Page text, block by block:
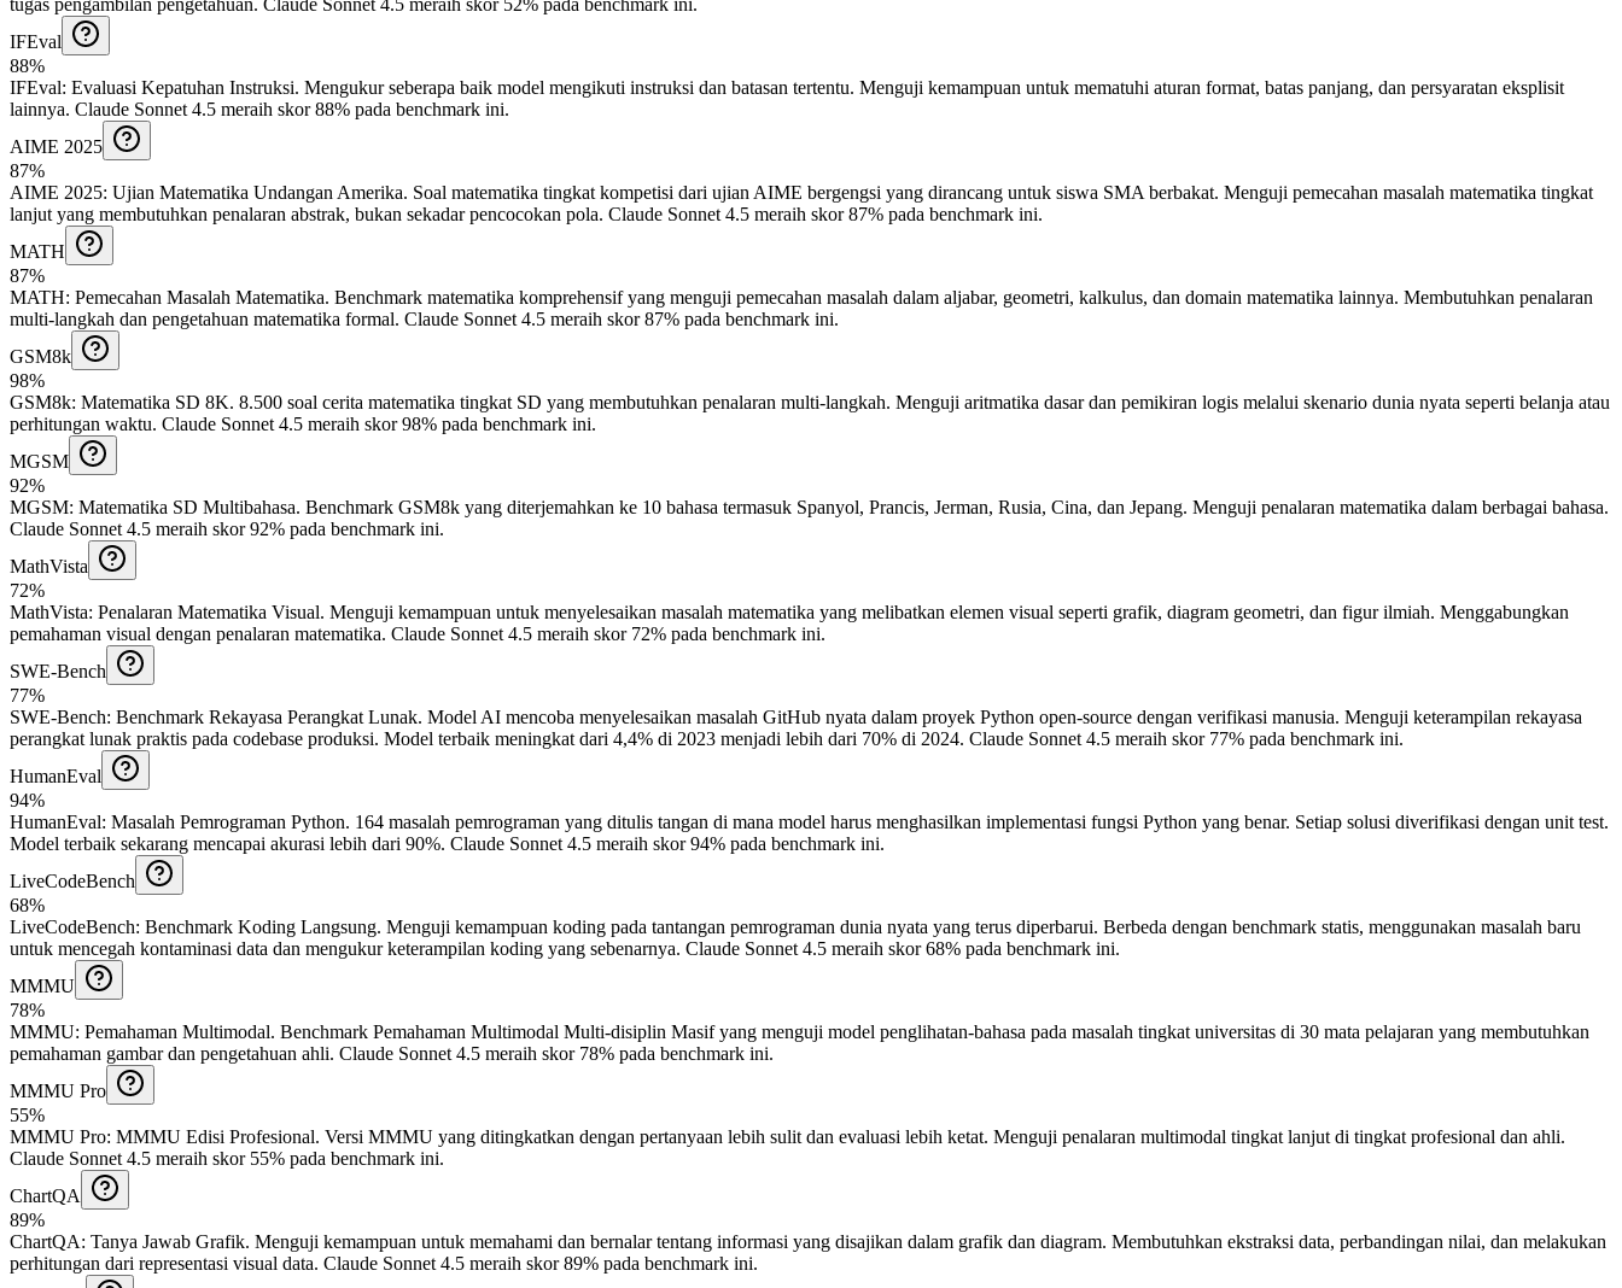
IFEval
88%
IFEval: Evaluasi Kepatuhan Instruksi. Mengukur seberapa baik model mengikuti instruksi dan batasan tertentu. Menguji kemampuan untuk mematuhi aturan format, batas panjang, dan persyaratan eksplisit
lainnya. Claude Sonnet 4.5 meraih skor 88% pada benchmark ini.
AIME 2025
87%
AIME 2025: Ujian Matematika Undangan Amerika. Soal matematika tingkat kompetisi dari ujian AIME bergengsi yang dirancang untuk siswa SMA berbakat. Menguji pemecahan masalah matematika tingkat
lanjut yang membutuhkan penalaran abstrak, bukan sekadar pencocokan pola. Claude Sonnet 4.5 meraih skor 87% pada benchmark ini.
MATH
87%
MATH: Pemecahan Masalah Matematika. Benchmark matematika komprehensif yang menguji pemecahan masalah dalam aljabar, geometri, kalkulus, dan domain matematika lainnya. Membutuhkan penalaran
multi-langkah dan pengetahuan matematika formal. Claude Sonnet 4.5 meraih skor 87% pada benchmark ini.
GSM8k
98%
GSM8k: Matematika SD 8K. 8.500 soal cerita matematika tingkat SD yang membutuhkan penalaran multi-langkah. Menguji aritmatika dasar dan pemikiran logis melalui skenario dunia nyata seperti belanja atau
perhitungan waktu. Claude Sonnet 4.5 meraih skor 98% pada benchmark ini.
MGSM
92%
MGSM: Matematika SD Multibahasa. Benchmark GSM8k yang diterjemahkan ke 10 bahasa termasuk Spanyol, Prancis, Jerman, Rusia, Cina, dan Jepang. Menguji penalaran matematika dalam berbagai bahasa.
Claude Sonnet 4.5 meraih skor 92% pada benchmark ini.
MathVista
72%
MathVista: Penalaran Matematika Visual. Menguji kemampuan untuk menyelesaikan masalah matematika yang melibatkan elemen visual seperti grafik, diagram geometri, dan figur ilmiah. Menggabungkan
pemahaman visual dengan penalaran matematika. Claude Sonnet 4.5 meraih skor 72% pada benchmark ini.
SWE-Bench
77%
SWE-Bench: Benchmark Rekayasa Perangkat Lunak. Model AI mencoba menyelesaikan masalah GitHub nyata dalam proyek Python open-source dengan verifikasi manusia. Menguji keterampilan rekayasa
perangkat lunak praktis pada codebase produksi. Model terbaik meningkat dari 4,4% di 2023 menjadi lebih dari 70% di 2024. Claude Sonnet 4.5 meraih skor 77% pada benchmark ini.
HumanEval
94%
HumanEval: Masalah Pemrograman Python. 164 masalah pemrograman yang ditulis tangan di mana model harus menghasilkan implementasi fungsi Python yang benar. Setiap solusi diverifikasi dengan unit test.
Model terbaik sekarang mencapai akurasi lebih dari 90%. Claude Sonnet 4.5 meraih skor 94% pada benchmark ini.
LiveCodeBench
68%
LiveCodeBench: Benchmark Koding Langsung. Menguji kemampuan koding pada tantangan pemrograman dunia nyata yang terus diperbarui. Berbeda dengan benchmark statis, menggunakan masalah baru
untuk mencegah kontaminasi data dan mengukur keterampilan koding yang sebenarnya. Claude Sonnet 4.5 meraih skor 68% pada benchmark ini.
MMMU
78%
MMMU: Pemahaman Multimodal. Benchmark Pemahaman Multimodal Multi-disiplin Masif yang menguji model penglihatan-bahasa pada masalah tingkat universitas di 30 mata pelajaran yang membutuhkan
pemahaman gambar dan pengetahuan ahli. Claude Sonnet 4.5 meraih skor 78% pada benchmark ini.
MMMU Pro
55%
MMMU Pro: MMMU Edisi Profesional. Versi MMMU yang ditingkatkan dengan pertanyaan lebih sulit dan evaluasi lebih ketat. Menguji penalaran multimodal tingkat lanjut di tingkat profesional dan ahli.
Claude Sonnet 4.5 meraih skor 55% pada benchmark ini.
ChartQA
89%
ChartQA: Tanya Jawab Grafik. Menguji kemampuan untuk memahami dan bernalar tentang informasi yang disajikan dalam grafik dan diagram. Membutuhkan ekstraksi data, perbandingan nilai, dan melakukan
perhitungan dari representasi visual data. Claude Sonnet 4.5 meraih skor 89% pada benchmark ini.